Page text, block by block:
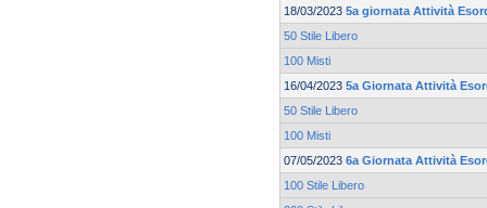
18/03/2023 5a giornata Attività
50 Stile Libero
100 Misti
16/04/2023 5a Giornata Attività
50 Stile Libero
100 Misti
07/05/2023 6a Giornata Attività
100 Stile Libero